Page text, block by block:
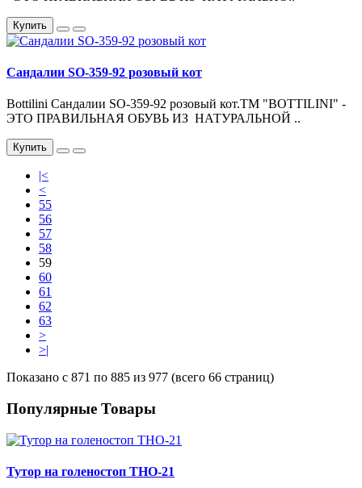
Купить
Сандалии SO-359-92 розовый кот
Bottilini Сандалии SO-359-92 розовый кот.ТМ "BOTTILINI" -
ЭТО ПРАВИЛЬНАЯ ОБУВЬ ИЗ НАТУРАЛЬНОЙ ..
Купить
|<
<
55
56
57
58
59
60
61
62
63
>
>|
Показано с 871 по 885 из 977 (всего 66 страниц)
Популярные Товары
Тутор на голеностоп ТНО-21